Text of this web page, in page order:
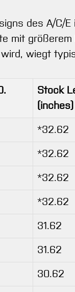
des A/C/
mit
wiegt
Stock
(inches)
*32.62
*32.62
*32.62
*32.62
31.62
31.62
30.62